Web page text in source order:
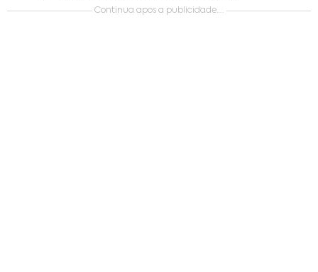
Continua apos a publicidade….